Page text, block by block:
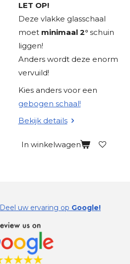
LET OP!
Deze vlakke glasschaal
moet minimaal 2°schuin
liggen!
Anders wordt deze enorm
vervuild!
Kies anders voor een
gebogen schaal!
Bekijk details
In winkelwagen
Deel uw ervaring op Google!